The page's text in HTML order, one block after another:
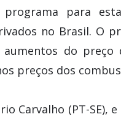
para
no Brasil. O
aumentos do
preços dos
Carvalho (PT-SE),